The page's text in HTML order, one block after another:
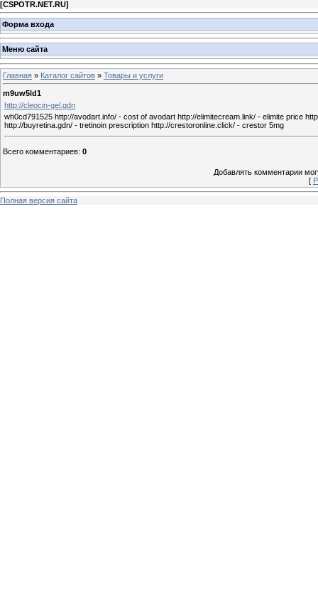
[CSPOTR.NET.RU]
Форма входа
Меню сайта
Главная » Каталог сайтов » Товары и услуги
m9uw5ld1
http://cleocin-gel.gdn
wh0cd791525 http://avodart.info/ - cost of avodart http://elimitecream.link/ - elimite price
http://buyretina.gdn/ - tretinoin prescription http://crestoronline.click/ - crestor 5mg
Всего комментариев: 0
Добавлять комментарии
[
Полная версия сайта